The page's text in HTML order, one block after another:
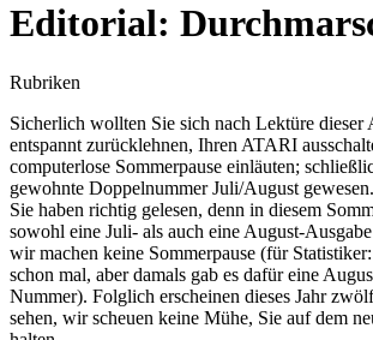
Editorial:
Rubriken
Sicherlich wollten Sie sich nach Lektüre dieser
entspannt zurücklehnen, Ihren ATARI
computerlose Sommerpause einläuten;
gewohnte Doppelnummer Juli/August
Sie haben richtig gelesen, denn in diesem
sowohl eine Juli- als auch eine August-
wir machen keine Sommerpause (für
schon mal, aber damals gab es dafür eine
Nummer). Folglich erscheinen dieses Jahr
sehen, wir scheuen keine Mühe, Sie auf dem